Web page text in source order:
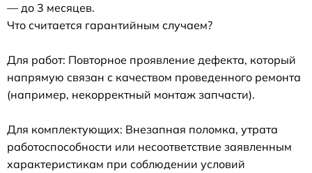
— до 3 месяцев.
Что считается гарантийным случаем?
Для работ: Повторное проявление дефекта, который
напрямую связан с качеством проведенного ремонта
(например, некорректный монтаж запчасти).
Для комплектующих: Внезапная поломка, утрата
работоспособности или несоответствие заявленным
характеристикам при соблюдении условий